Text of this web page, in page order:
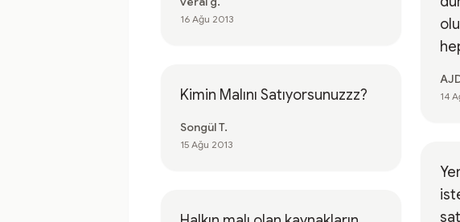
16 Ağu 2013
Kimin Malını Satıyorsunuzzz?
Songül T.
15 Ağu 2013
14